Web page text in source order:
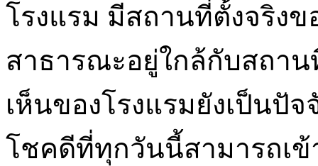
โรงแรม มีสถานที่ตั้งจริงข
สาธารณะอยู่ใกล้กับสถา
เห็นของโรงแรมยังเป็น
โชคดีที่ทุกวันนี้สามารถเข้